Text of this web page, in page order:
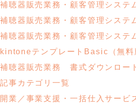
補聴器販売業務・ 顧客管理システ
補聴器販売業務・ 顧客管理システ
補聴器販売業務・顧客管理システ
kintoneテンプレートBasic （無
補聴器販売業務
書式ダウンロー
記事カテゴリ一覧
開業／事業支援・ 一括仕入サービ